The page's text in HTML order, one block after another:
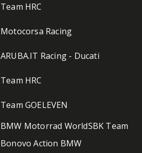
Team HRC
Motocorsa Racing
ARUBA.IT Racing - Ducati
Team HRC
Team GOELEVEN
BMW Motorrad WorldSBK Team
Bonovo Action BMW